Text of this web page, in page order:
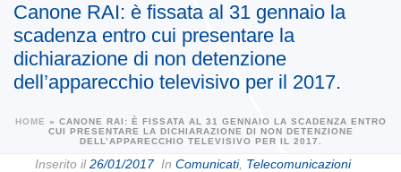
Canone RAI: è fissata al 31 gennaio la
scadenza entro cui presentare la
dichiarazione di non detenzione
dell’apparecchio televisivo per il 2017.
HOME » CANONE RAI: È FISSATA AL 31 GENNAIO LA SCADENZA ENTRO
CUI PRESENTARE LA DICHIARAZIONE DI NON DETENZIONE
DELL’APPARECCHIO TELEVISIVO PER IL 2017.
Inserito il26/01/2017 In Comunicati, Telecomunicazioni